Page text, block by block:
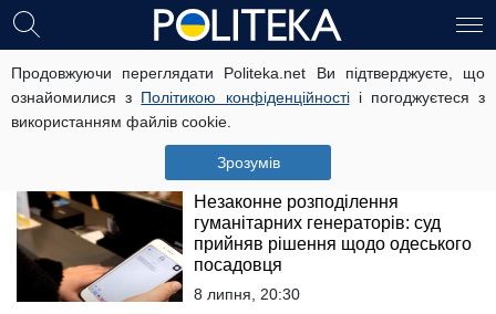
Продовжуючи переглядати Politeka.net Ви підтверджуєте, що
ознайомилися з Політикою конфіденційностіі погоджуєтеся з
використанням файлів cookie.
Зрозумів
Як відновити доступ до коштів на
заблокованому рахунку через
борги: покрокова інструкція
25 лютого, 17:00
Незаконне розподілення
гуманітарних генераторів: суд
прийняв рішення щодо одеського
посадовця
8 липня, 20:30